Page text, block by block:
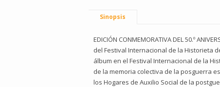
Sinopsis
EDICIÓN CONMEMORATIVA DEL 50.º
del Festival Internacional de la Historieta
álbum en el Festival Internacional de la
de la memoria colectiva de la posguerra
los Hogares de Auxilio Social de la